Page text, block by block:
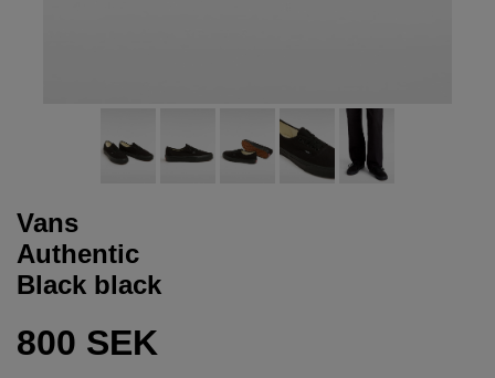
Vans
Authentic
Black black
800 SEK